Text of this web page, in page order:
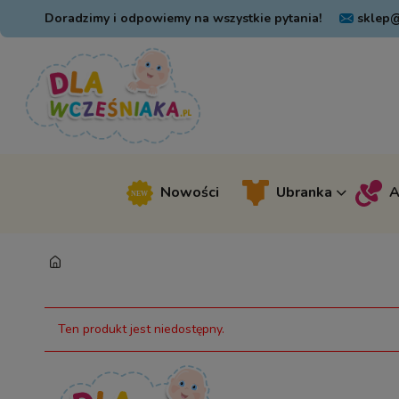
Doradzimy i odpowiemy na wszystkie pytania!
Nowości Ubranka
Ten produkt jest niedostępny.